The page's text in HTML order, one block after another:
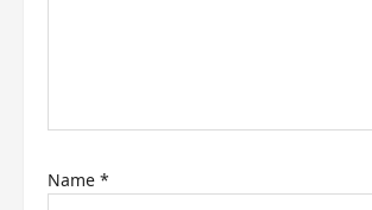
o
n
Name *